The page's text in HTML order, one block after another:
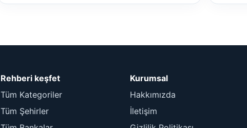
Rehberi keşfet
Tüm Kategoriler
Tüm Şehirler
Kurumsal
Hakkımızda
İletişim